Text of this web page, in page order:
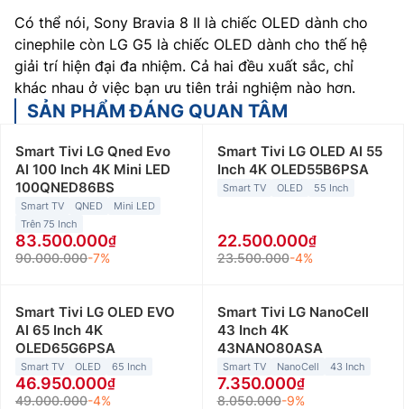
Có thể nói, Sony Bravia 8 II là chiếc OLED dành cho
cinephile còn LG G5 là chiếc OLED dành cho thế hệ
giải trí hiện đại đa nhiệm. Cả hai đều xuất sắc, chỉ
khác nhau ở việc bạn ưu tiên trải nghiệm nào hơn.
SẢN PHẨM ĐÁNG QUAN TÂM
Smart Tivi LG Qned Evo
AI 100 Inch 4K Mini LED
100QNED86BS
Smart TV QNED
Mini LED
Trên 75 Inch
83.500.000
90.000.000-7%
Smart Tivi LG OLED AI 55
Inch 4K OLED55B6PSA
Smart TV OLED 55 Inch
22.500.000
23.500.000-4%
Smart Tivi LG OLED EVO
AI 65 Inch 4K
OLED65G6PSA
Smart TV OLED 65 Inch
46.950.000
49.000.000-4%
Smart Tivi LG NanoCell
43 Inch 4K
43NANO80ASA
Smart TV NanoCell 43 Inch
7.350.000
8.050.000-9%